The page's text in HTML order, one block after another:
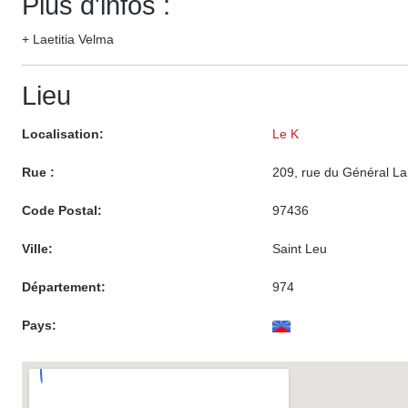
+ Laetitia Velma
Lieu
Localisation: Le K
Rue : 209, rue du Général
Code Postal: 97436
Ville: Saint Leu
Département: 974
Pays: